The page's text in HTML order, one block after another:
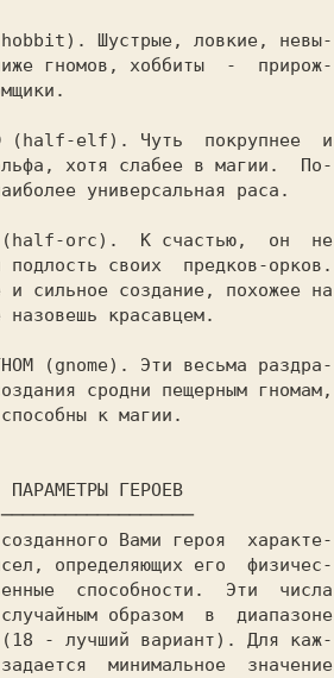
(hobbit).
Шустрые, ловкие, невы-
гномов, хоббиты  -  прирож-
(half-elf).
Чуть  покрупнее  и
хотя слабее в магии.  По-
универсальная раса.
(half-orc).
К счастью,  он  не
подлость своих  предков-орков.
и сильное создание, похожее на
красавцем.
ГНОМ (gnome).
Эти весьма раздра-
сродни пещерным гномам,
к магии.
           ──────────────────
определяющих его  физичес-
способности.  Эти  числа
образом  в  диапазоне
- лучший вариант). Для каж-
минимальное  значение